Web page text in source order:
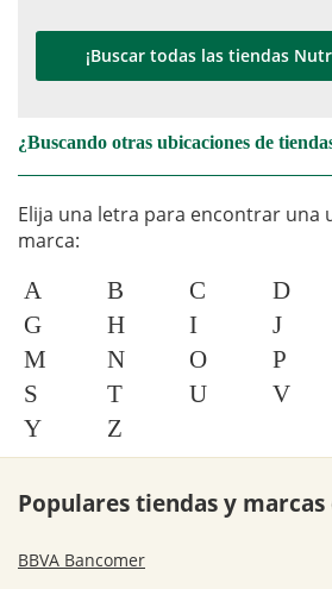
¡Buscar todas las tiendas
¿Buscando otras ubicaciones de
Elija una letra para encontrar una
marca:
A B C D
G
H I J
M
N O P
S
T U V
Y
Z
Populares tiendas y
BBVA Bancomer